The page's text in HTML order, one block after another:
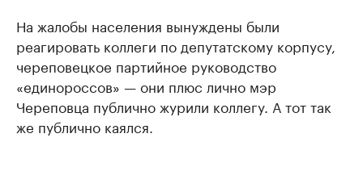
На жалобы населения вынуждены были
реагировать коллеги по депутатскому корпусу,
череповецкое партийное руководство
«единороссов» — они плюс лично мэр
Череповца публично журили коллегу. А тот так
же публично каялся.